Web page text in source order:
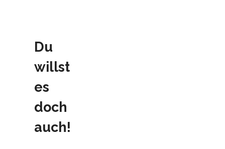
Du
willst
es
doch
auch!